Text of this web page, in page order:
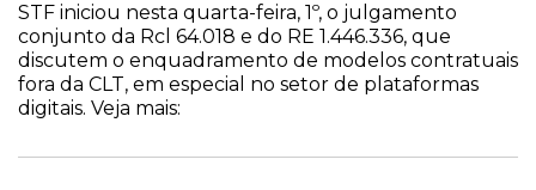
STF iniciou nesta quarta-feira, 1º, o julgamento
conjunto da Rcl 64.018 e do RE 1.446.336, que
discutem o enquadramento de modelos contratuais
fora da CLT, em especial no setor de plataformas
digitais. Veja mais: